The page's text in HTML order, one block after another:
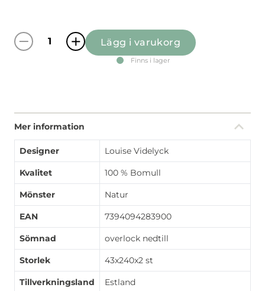
Lily rosa/grön panellängd 2-pack mängd
Lägg i varukorg
Finns i lager
Mer information
Designer Louise Videlyck
Kvalitet 100 % Bomull
Mönster Natur
EAN 7394094283900
Sömnad overlock nedtill
Storlek 43x240x2 st
Tillverkningsland Estland